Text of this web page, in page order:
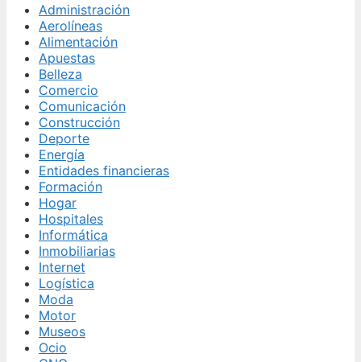
Administración
Aerolíneas
Alimentación
Apuestas
Belleza
Comercio
Comunicación
Construcción
Deporte
Energía
Entidades financieras
Formación
Hogar
Hospitales
Informática
Inmobiliarias
Internet
Logística
Moda
Motor
Museos
Ocio